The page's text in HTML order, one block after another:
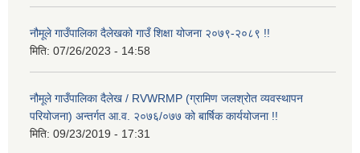
नौमूले गाउँपालिका दैलेखको गाउँ शिक्षा योजना २०७९-२०८९ !!
मिति: 07/26/2023 - 14:58
नौमूले गाउँपालिका दैलेख / RVWRMP (ग्रामिण जलश्रोत व्यवस्थापन
परियोजना) अन्तर्गत आ.व. २०७६/०७७ को बार्षिक कार्ययोजना !!
मिति: 09/23/2019 - 17:31